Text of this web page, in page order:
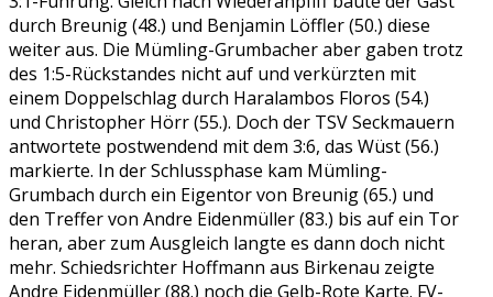
durch Breunig (48.) und Benjamin Löffler (50.) diese
weiter aus. Die Mümling-Grumbacher aber gaben trotz
des 1:5-Rückstandes nicht auf und verkürzten mit
einem Doppelschlag durch Haralambos Floros (54.)
und Christopher Hörr (55.). Doch der TSV Seckmauern
antwortete postwendend mit dem 3:6, das Wüst (56.)
markierte. In der Schlussphase kam Mümling-
Grumbach durch ein Eigentor von Breunig (65.) und
den Treffer von Andre Eidenmüller (83.) bis auf ein Tor
heran, aber zum Ausgleich langte es dann doch nicht
mehr. Schiedsrichter Hoffmann aus Birkenau zeigte
Andre Eidenmüller (88.) noch die Gelb-Rote Karte. FV-